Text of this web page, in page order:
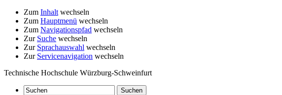
Zum Inhalt wechseln
Zum Hauptmenü wechseln
Zum Navigationspfad wechseln
Zur Suche wechseln
Zur Sprachauswahl wechseln
Zur Servicenavigation wechseln
Technische Hochschule Würzburg-Schweinfurt